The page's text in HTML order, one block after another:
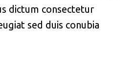
dictum consectetur
sed duis conubia